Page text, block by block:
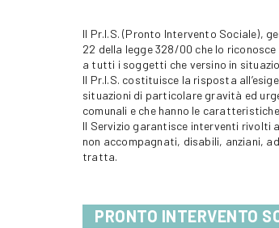
Il Pr.I.S. (Pronto Intervento Sociale),
22 della legge 328/00 che lo
a tutti i soggetti che versino in
Il Pr.I.S. costituisce la risposta
situazioni di particolare gravità ed
comunali e che hanno le caratteristiche
Il Servizio garantisce interventi rivolti
non accompagnati, disabili, anziani,
tratta.
PRONTO INTERVENTO